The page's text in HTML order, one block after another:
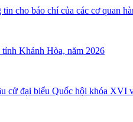
cho báo chí của các cơ quan
Khánh Hòa, năm 2026
cử đại biểu Quốc hội khóa